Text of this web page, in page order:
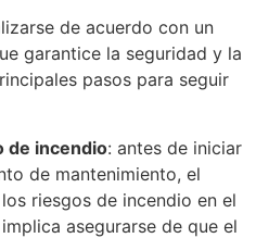
de acuerdo con un
garantice la seguridad y la
pasos para seguir
de incendio: antes de iniciar
de mantenimiento, el
riesgos de incendio en el
asegurarse de que el